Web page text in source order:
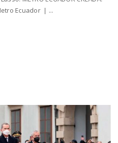
Ecuador | ...